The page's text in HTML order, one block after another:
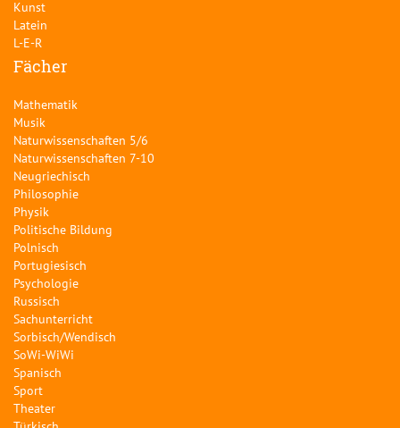
Kunst
Latein
L-E-R
Fächer
Mathematik
Musik
Naturwissenschaften 5/6
Naturwissenschaften 7-10
Neugriechisch
Philosophie
Physik
Politische Bildung
Polnisch
Portugiesisch
Psychologie
Russisch
Sachunterricht
Sorbisch/Wendisch
SoWi-WiWi
Spanisch
Sport
Theater